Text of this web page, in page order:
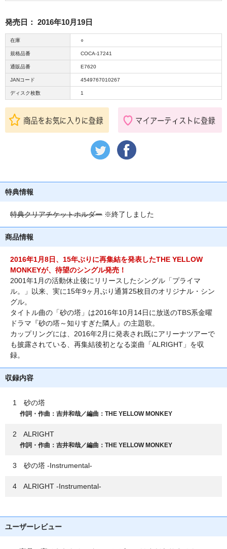
発売日： 2016年10月19日
在庫 ○
規格品番 COCA-17241
通販品番 E7620
JANコード 4549767010267
ディスク枚数 1
特典情報
特典クリアチケットホルダー ※終了しました
商品情報
2016年1月8日、15年ぶりに再集結を発表したTHE YELLOW
MONKEYが、待望のシングル発売！
2001年1月の活動休止後にリリースしたシングル「プライマ
ル。」以来、実に15年9ヶ月ぶり通算25枚目のオリジナル・シン
グル。
タイトル曲の「砂の塔」は2016年10月14日に放送のTBS系金曜
ドラマ『砂の塔～知りすぎた隣人』の主題歌。
カップリングには、2016年2月に発表され既にアリーナツアーで
も披露されている、再集結後初となる楽曲「ALRIGHT」を収
録。
収録内容
1 砂の塔
作詞・作曲：吉井和哉／編曲：THE YELLOW MONKEY
2 ALRIGHT
作詞・作曲：吉井和哉／編曲：THE YELLOW MONKEY
3 砂の塔 -Instrumental-
4 ALRIGHT -Instrumental-
ユーザーレビュー